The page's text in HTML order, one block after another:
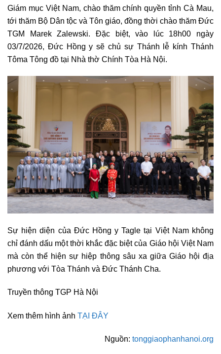
Giám mục Việt Nam, chào thăm chính quyền tỉnh Cà Mau,
tới thăm Bộ Dân tộc và Tôn giáo, đồng thời chào thăm Đức
TGM Marek Zalewski. Đặc biệt, vào lúc 18h00 ngày
03/7/2026, Đức Hồng y sẽ chủ sự Thánh lễ kính Thánh
Tôma Tông đồ tại Nhà thờ Chính Tòa Hà Nội.
Sự hiện diện của Đức Hồng y Tagle tại Việt Nam không
chỉ đánh dấu một thời khắc đặc biệt của Giáo hội Việt Nam
mà còn thể hiện sự hiệp thông sâu xa giữa Giáo hội địa
phương với Tòa Thánh và Đức Thánh Cha.
Truyền thông TGP Hà Nội
Xem thêm hình ảnh TẠI ĐÂY
Nguồn: tonggiaophanhanoi.org